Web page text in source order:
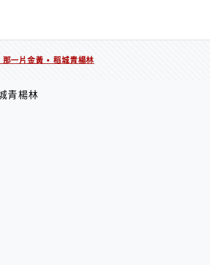
一片金黃 • 稻城青楊林
青楊林